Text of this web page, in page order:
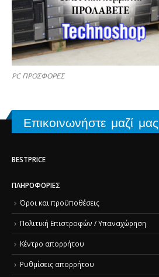
PC ΠΡΟΣΦΟΡΕΣ
Επικοινωνήστε μαζί μας
BESTPRICE
ΠΛΗΡΟΦΟΡΊΕΣ
Όροι και προϋποθέσεις
Πολιτική Επιστροφών / Υπαναχώρηση
Κέντρο απορρήτου
Ρυθμίσεις απορρήτου